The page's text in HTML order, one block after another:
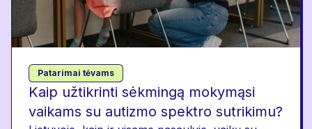
Patarimai tėvams
Kaip užtikrinti sėkmingą mokymąsi
vaikams su autizmo spektro sutrikimu?